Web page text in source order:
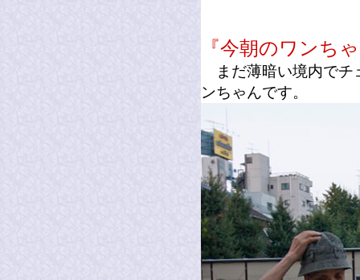
『今朝のワンち
まだ薄暗い境内でチ
ンちゃんです。